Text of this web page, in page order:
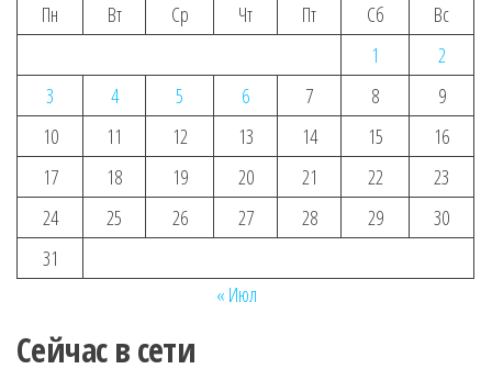
Пн
Вт Ср Чт Пт Сб
Вс
1
2
3
4 5 6 7 8
9
10
11 12 13 14 15
16
17
18 19 20 21 22
23
24
25 26 27 28 29
30
31
« Июл
Сейчас в сети